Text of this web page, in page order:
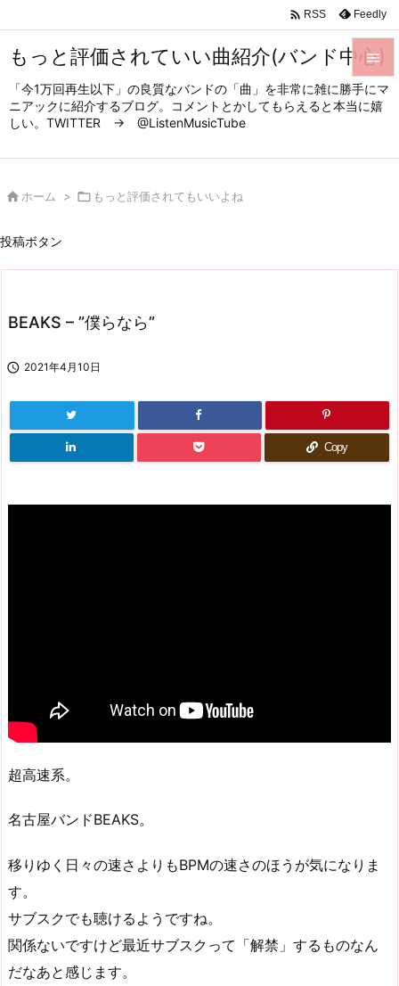
もっと評価されていい曲紹介(バンド中心)
「今1万回再生以下」の良質なバンドの「曲」を非常に雑に勝手にマ
ニアックに紹介するブログ。コメントとかしてもらえると本当に嬉
しい。TWITTER → @ListenMusicTube


メニュ
サイド
 RSS Feedly
 ホーム >  もっと評価されてもいいよね
投稿ボタン
BEAKS – ”僕らなら”
 2021年4月10日
Copy
超高速系。
名古屋バンドBEAKS。
移りゆく日々の速さよりもBPMの速さのほうが気になりま
す。
サブスクでも聴けるようですね。
関係ないですけど最近サブスクって「解禁」するものなん
だなあと感じます。